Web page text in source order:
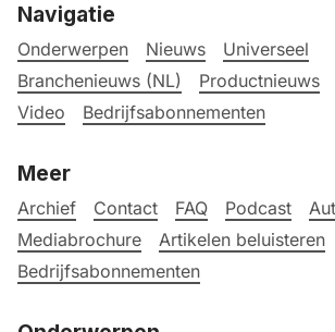
Navigatie
Onderwerpen Nieuws
Universeel
Branchenieuws (NL)
Productnieuws
Video
Bedrijfsabonnementen
Meer
Archief Contact FAQ Podcast
Mediabrochure
Artikelen beluisteren
Bedrijfsabonnementen